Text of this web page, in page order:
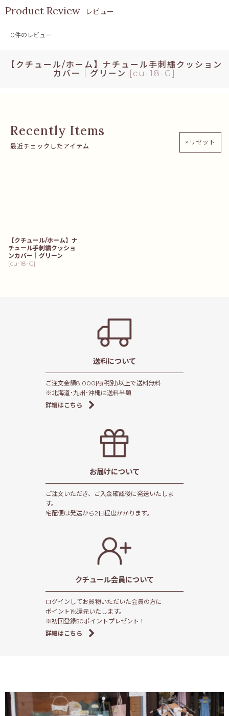
【クチュール/ホーム】ナチュール手刺繍クッション
カバー｜グリーン
[cu-18-G ]
レビュー
0件のレビュー
最近チェックしたアイテム
×リセット
【クチュール/ホーム】ナ
チュール手刺繍クッショ
ンカバー｜グリーン
[cu-18-G]
送料について
ご注文金額8,000円(税別)以上で送料無料
※北海道･九州･沖縄は送料半額
詳細はこちら
お届けについて
ご注文いただき、ご入金確認後に発送いたしま
す。
宅配便は発送から2日程度かかります。
クチュール会員について
ログインしてお買物いただいた会員の方に
ポイント1%還元いたします。
※初回登録50ポイントプレゼント！
詳細はこちら